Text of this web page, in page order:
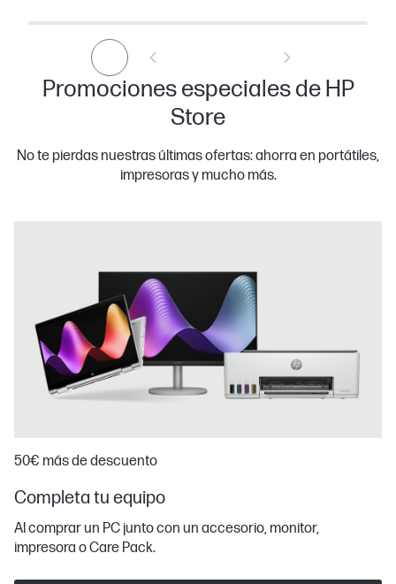
Promociones especiales de HP
Store
No te pierdas nuestras últimas ofertas: ahorra en portátiles,
impresoras y mucho más.
50€ más de descuento
Completa tu equipo
Al comprar un PC junto con un accesorio, monitor,
impresora o Care Pack.